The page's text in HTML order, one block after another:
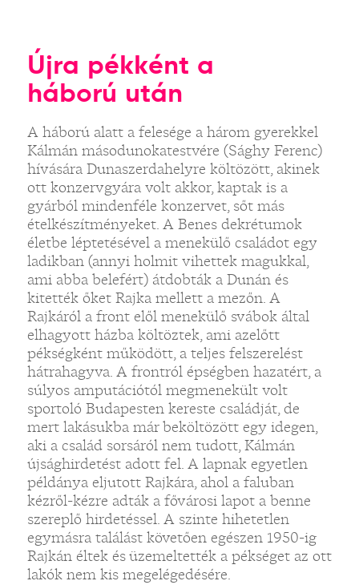
Újra pékként a
háború után
A háború alatt a felesége a három gyerekkel
Kálmán másodunokatestvére (Sághy Ferenc)
hívására Dunaszerdahelyre költözött, akinek
ott konzervgyára volt akkor, kaptak is a
gyárból mindenféle konzervet, sőt más
ételkészítményeket. A Benes dekrétumok
életbe léptetésével a menekülő családot egy
ladikban (annyi holmit vihettek magukkal,
ami abba belefért) átdobták a Dunán és
kitették őket Rajka mellett a mezőn. A
Rajkáról a front elől menekülő svábok által
elhagyott házba költöztek, ami azelőtt
pékségként működött, a teljes felszerelést
hátrahagyva. A frontról épségben hazatért, a
súlyos amputációtól megmenekült volt
sportoló Budapesten kereste családját, de
mert lakásukba már beköltözött egy idegen,
aki a család sorsáról nem tudott, Kálmán
újsághirdetést adott fel. A lapnak egyetlen
példánya eljutott Rajkára, ahol a faluban
kézről-kézre adták a fővárosi lapot a benne
szereplő hirdetéssel. A szinte hihetetlen
egymásra találást követően egészen 1950-ig
Rajkán éltek és üzemeltették a pékséget az ott
lakók nem kis megelégedésére.